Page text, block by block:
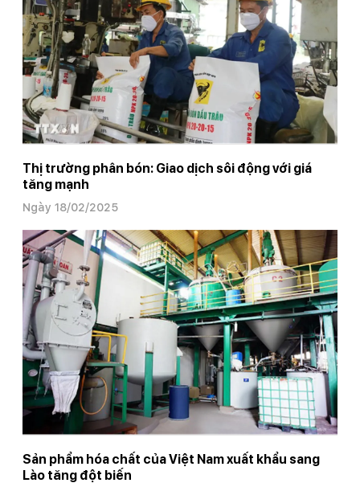
Thị trường phân bón: Giao dịch sôi động với giá
tăng mạnh
Ngày 18/02/2025
Sản phẩm hóa chất của Việt Nam xuất khẩu sang
Lào tăng đột biến